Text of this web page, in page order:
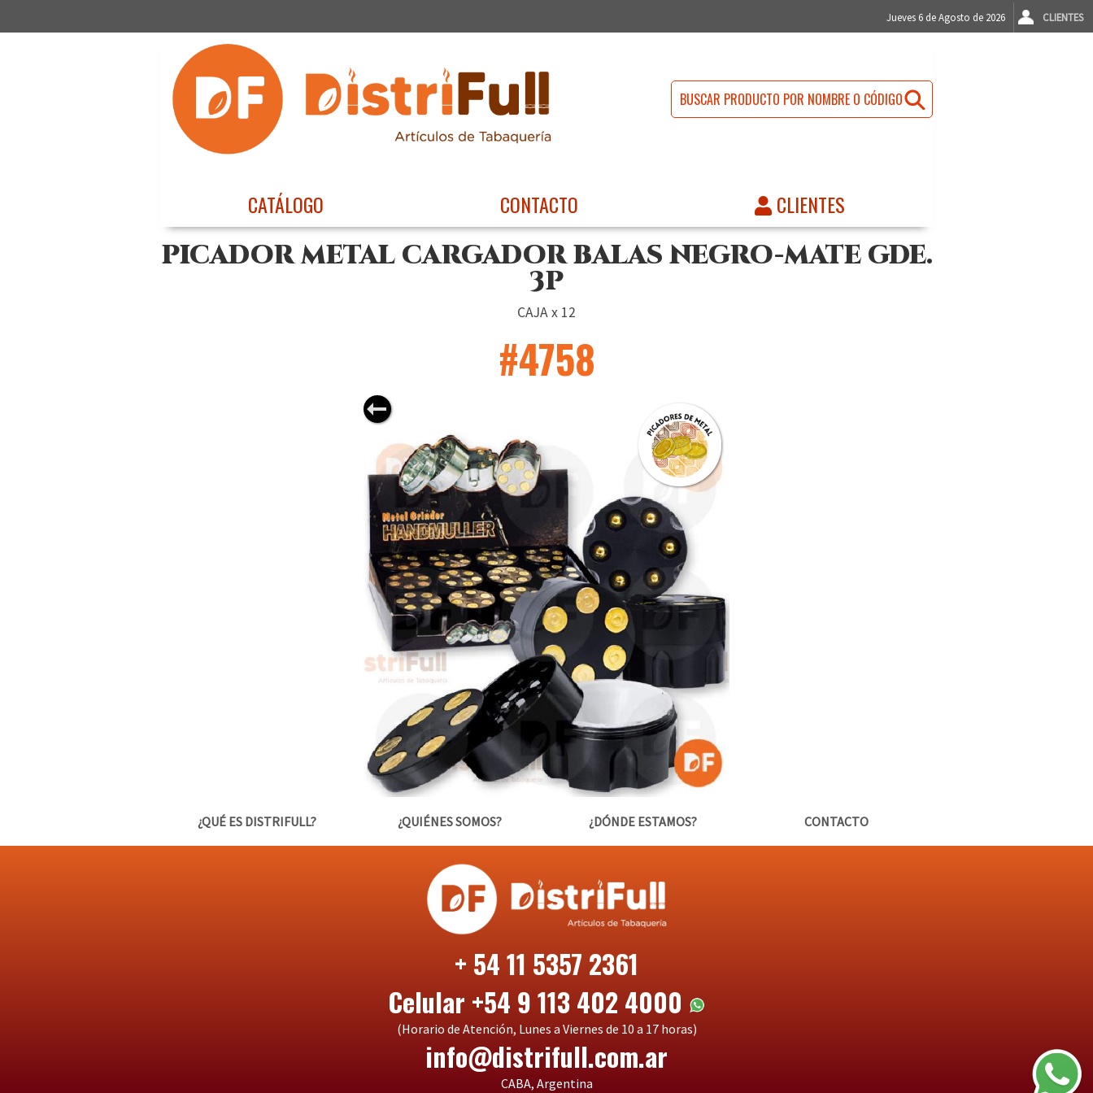
Jueves 6 de Agosto de 2026 CLIENTES
CATÁLOGO CONTACTO CLIENTES
PICADOR METAL CARGADOR BALAS NEGRO-MATE GDE.
3P
CAJA x 12
#4758
¿QUÉ ES DISTRIFULL? ¿QUIÉNES SOMOS? ¿DÓNDE ESTAMOS? CONTACTO
+ 54 11 5357 2361
Celular +54 9 113 402 4000
(Horario de Atención, Lunes a Viernes de 10 a 17 horas)
info@distrifull.com.ar
CABA, Argentina